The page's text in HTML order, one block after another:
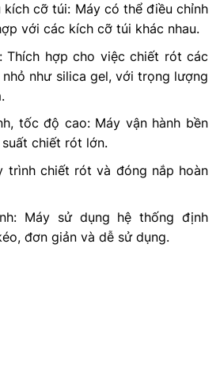
kích cỡ túi: Máy có thể điều chỉnh
với các kích cỡ túi khác nhau.
Thích hợp cho việc chiết rót các
như silica gel, với trọng lượng
tốc độ cao: Máy vận hành bền
chiết rót lớn.
trình chiết rót và đóng nắp hoàn
Máy sử dụng hệ thống định
đơn giản và dễ sử dụng.